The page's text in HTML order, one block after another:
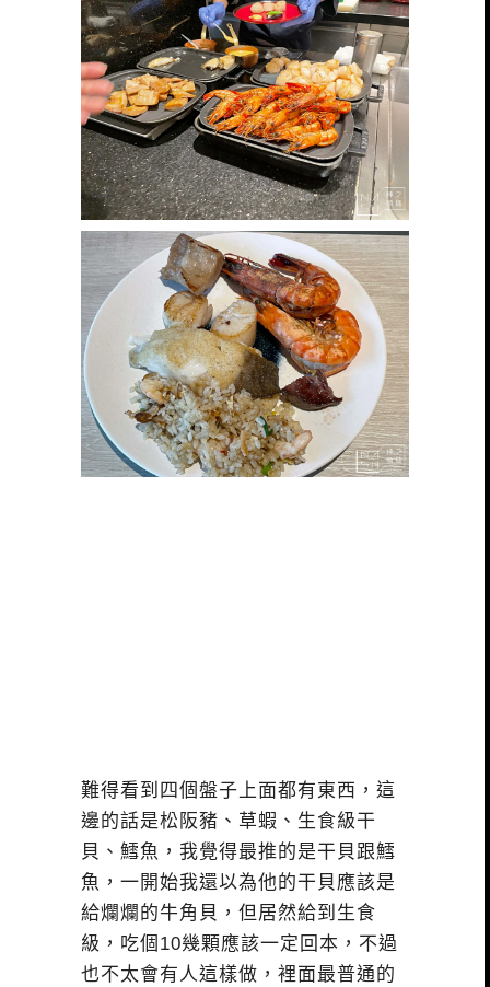
難得看到四個盤子上面都有東西，這
邊的話是松阪豬、草蝦、生食級干
貝、鱈魚，我覺得最推的是干貝跟鱈
魚，一開始我還以為他的干貝應該是
給爛爛的牛角貝，但居然給到生食
級，吃個10幾顆應該一定回本，不過
也不太會有人這樣做，裡面最普通的